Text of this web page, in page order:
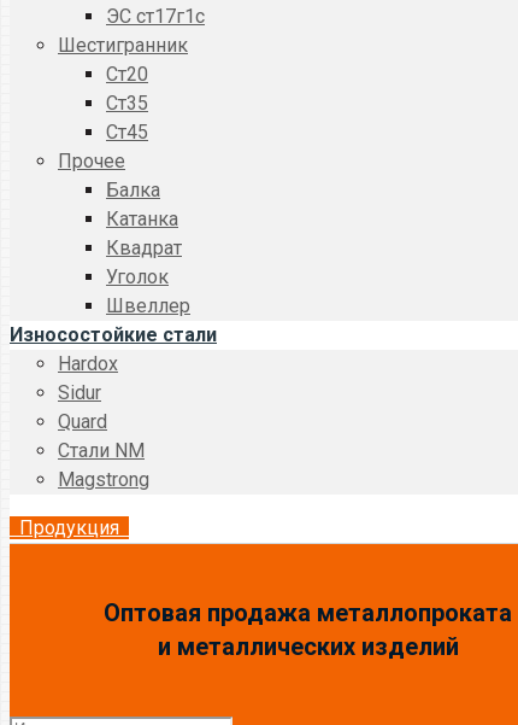
ЭС ст17г1с
Шестигранник
Ст20
Ст35
Ст45
Прочее
Балка
Катанка
Квадрат
Уголок
Швеллер
Износостойкие стали
Hardox
Sidur
Quard
Стали NM
Magstrong
Продукция
Оптовая продажа металлопроката
и металлических изделий